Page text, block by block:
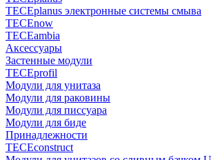
TECEplanus электронные системы смыва
TECEnow
TECEambia
Аксессуары
Застенные модули
TECEprofil
Модули для унитаза
Модули для раковины
Модули для писсуара
Модули для биде
Принадлежности
TECEconstruct